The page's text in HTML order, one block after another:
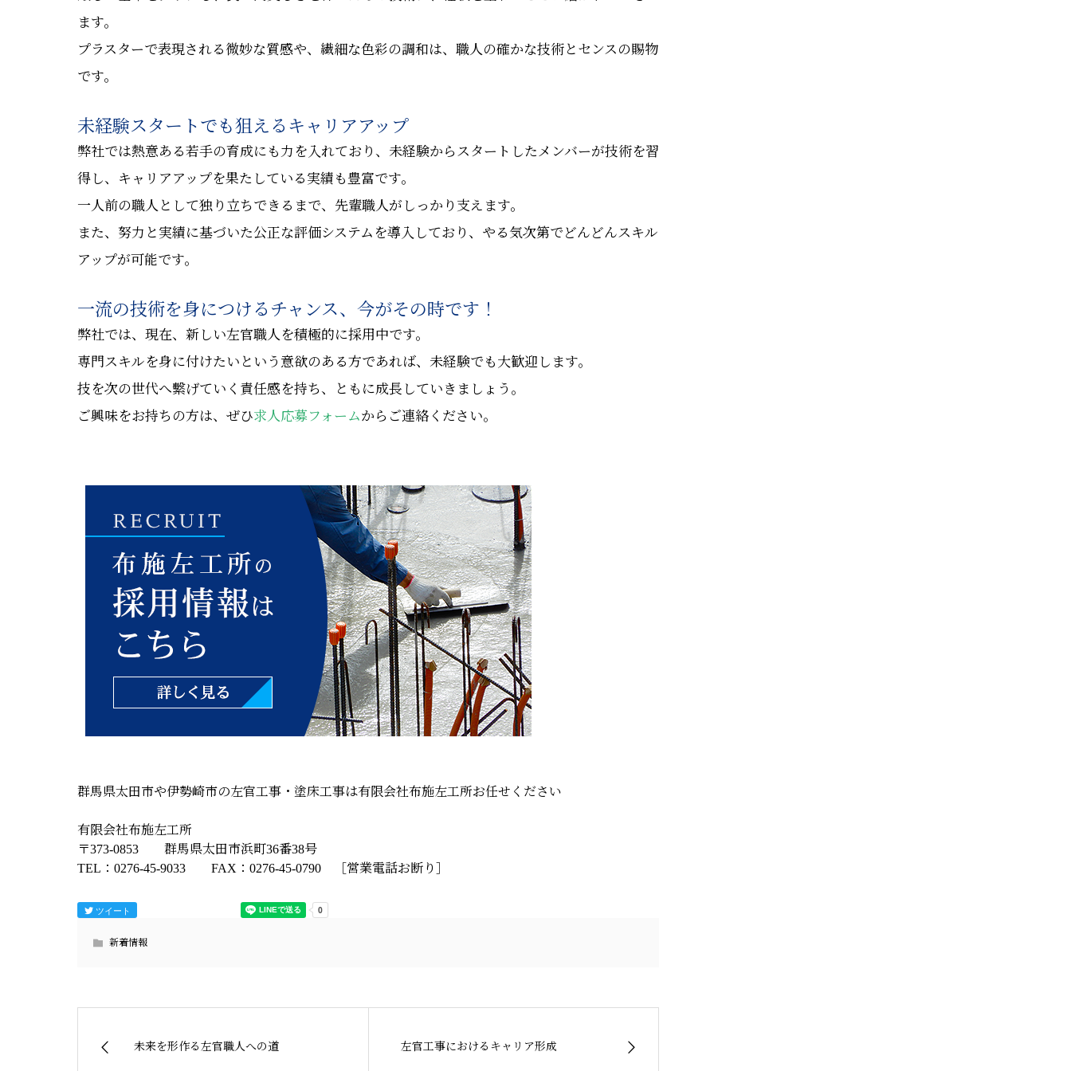
ます。
プラスターで表現される微妙な質感や、繊細な色彩の調和は、職人の確かな技術とセンスの賜物
です。
未経験スタートでも狙えるキャリアアップ
弊社では熱意ある若手の育成にも力を入れており、未経験からスタートしたメンバーが技術を習
得し、キャリアアップを果たしている実績も豊富です。
一人前の職人として独り立ちできるまで、先輩職人がしっかり支えます。
また、努力と実績に基づいた公正な評価システムを導入しており、やる気次第でどんどんスキル
アップが可能です。
一流の技術を身につけるチャンス、今がその時です！
弊社では、現在、新しい左官職人を積極的に採用中です。
専門スキルを身に付けたいという意欲のある方であれば、未経験でも大歓迎します。
技を次の世代へ繫げていく責任感を持ち、ともに成長していきましょう。
ご興味をお持ちの方は、ぜひ求人応募フォームからご連絡ください。
群馬県太田市や伊勢崎市の左官工事・塗床工事は有限会社布施左工所お任せください
有限会社布施左工所
〒373-0853 群馬県太田市浜町36番38号
TEL：0276-45-9033 FAX：0276-45-0790 ［営業電話お断り］
ツイート
新着情報
未来を形作る左官職人への道 左官工事におけるキャリア形成